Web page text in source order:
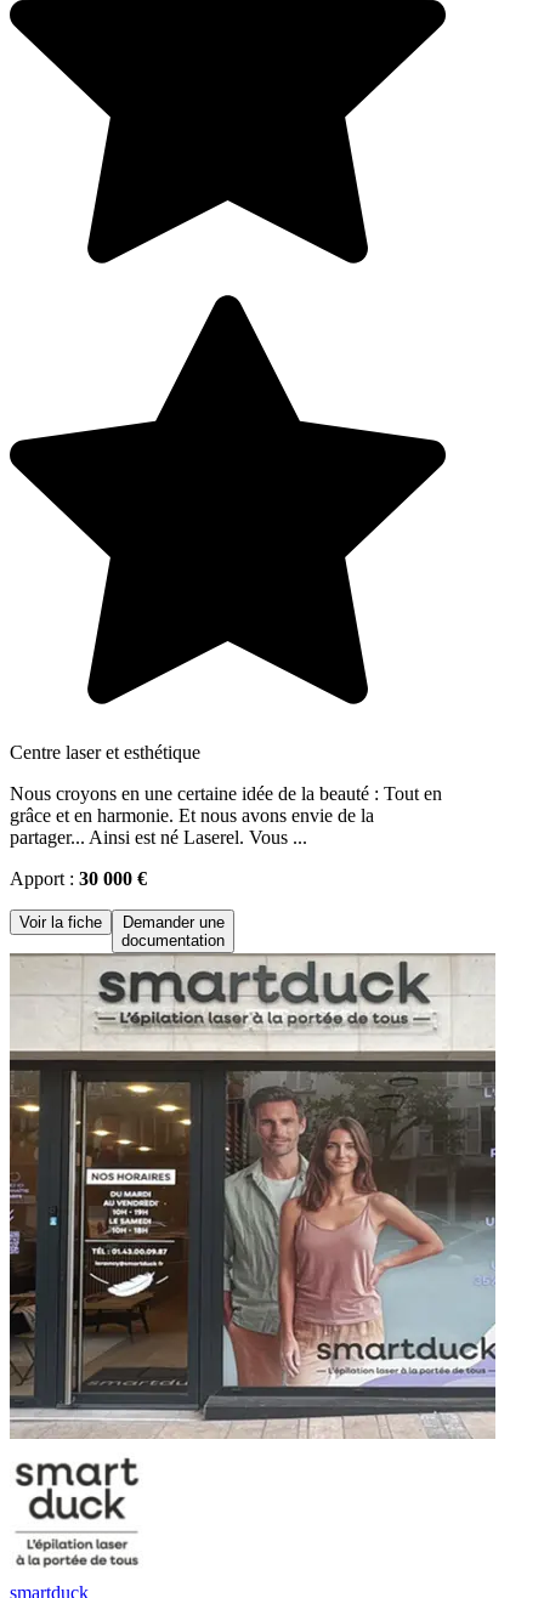
Centre laser et esthétique
Nous croyons en une certaine idée de la beauté : Tout en
grâce et en harmonie. Et nous avons envie de la
partager... Ainsi est né Laserel. Vous ...
Apport : 30 000 €
Voir la fiche
Demander une
documentation
smartduck